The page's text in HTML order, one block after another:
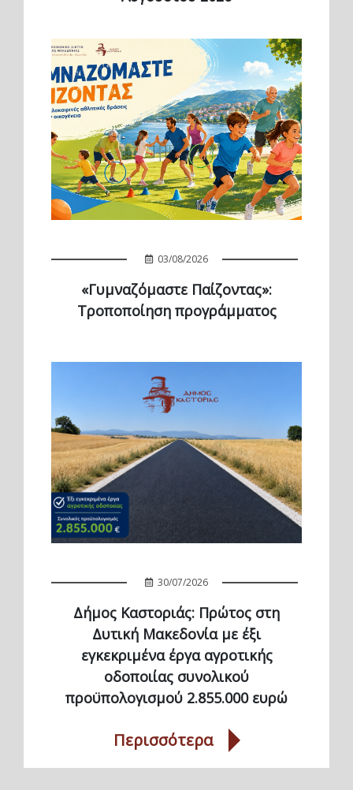
03/08/2026
«Γυμναζόμαστε Παίζοντας»:
Τροποποίηση προγράμματος
30/07/2026
Δήμος Καστοριάς: Πρώτος στη
Δυτική Μακεδονία με έξι
εγκεκριμένα έργα αγροτικής
οδοποιίας συνολικού
προϋπολογισμού 2.855.000 ευρώ
Περισσότερα